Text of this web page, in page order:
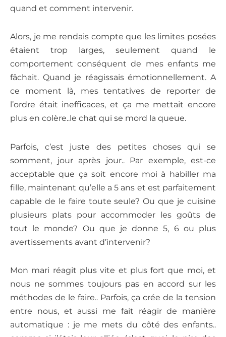
quand et comment intervenir.
Alors, je me rendais compte que les limites posées
étaient trop larges, seulement quand le
comportement conséquent de mes enfants me
fâchait. Quand je réagissais émotionnellement. A
ce moment là, mes tentatives de reporter de
l’ordre était inefficaces, et ça me mettait encore
plus en colère..le chat qui se mord la queue.
Parfois, c’est juste des petites choses qui se
somment, jour après jour.. Par exemple, est-ce
acceptable que ça soit encore moi à habiller ma
fille, maintenant qu’elle a 5 ans et est parfaitement
capable de le faire toute seule? Ou que je cuisine
plusieurs plats pour accommoder les goûts de
tout le monde? Ou que je donne 5, 6 ou plus
avertissements avant d’intervenir?
Mon mari réagit plus vite et plus fort que moi, et
nous ne sommes toujours pas en accord sur les
méthodes de le faire.. Parfois, ça crée de la tension
entre nous, et aussi me fait réagir de manière
automatique : je me mets du côté des enfants..